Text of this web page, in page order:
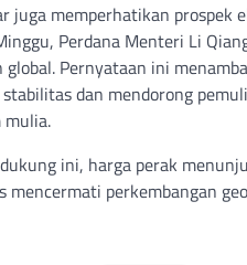
juga memperhatikan prospek
Perdana Menteri Li
Pernyataan ini
dan mendorong
mulia.
ini, harga perak
perkembangan